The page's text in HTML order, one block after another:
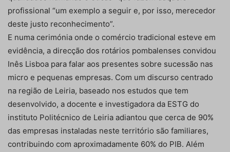
profissional “um exemplo a seguir e, por isso, merecedor
deste justo reconhecimento”.
E numa cerimónia onde o comércio tradicional esteve em
evidência, a direcção dos rotários pombalenses convidou
Inês Lisboa para falar aos presentes sobre sucessão nas
micro e pequenas empresas. Com um discurso centrado
na região de Leiria, baseado nos estudos que tem
desenvolvido, a docente e investigadora da ESTG do
instituto Politécnico de Leiria adiantou que cerca de 90%
das empresas instaladas neste território são familiares,
contribuindo com aproximadamente 60% do PIB. Além